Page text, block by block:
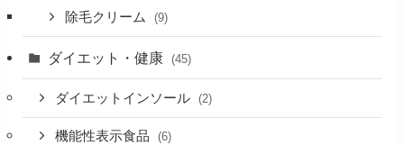
除毛クリーム (9)
ダイエット・健康 (45)
ダイエットインソール (2)
機能性表示食品 (6)